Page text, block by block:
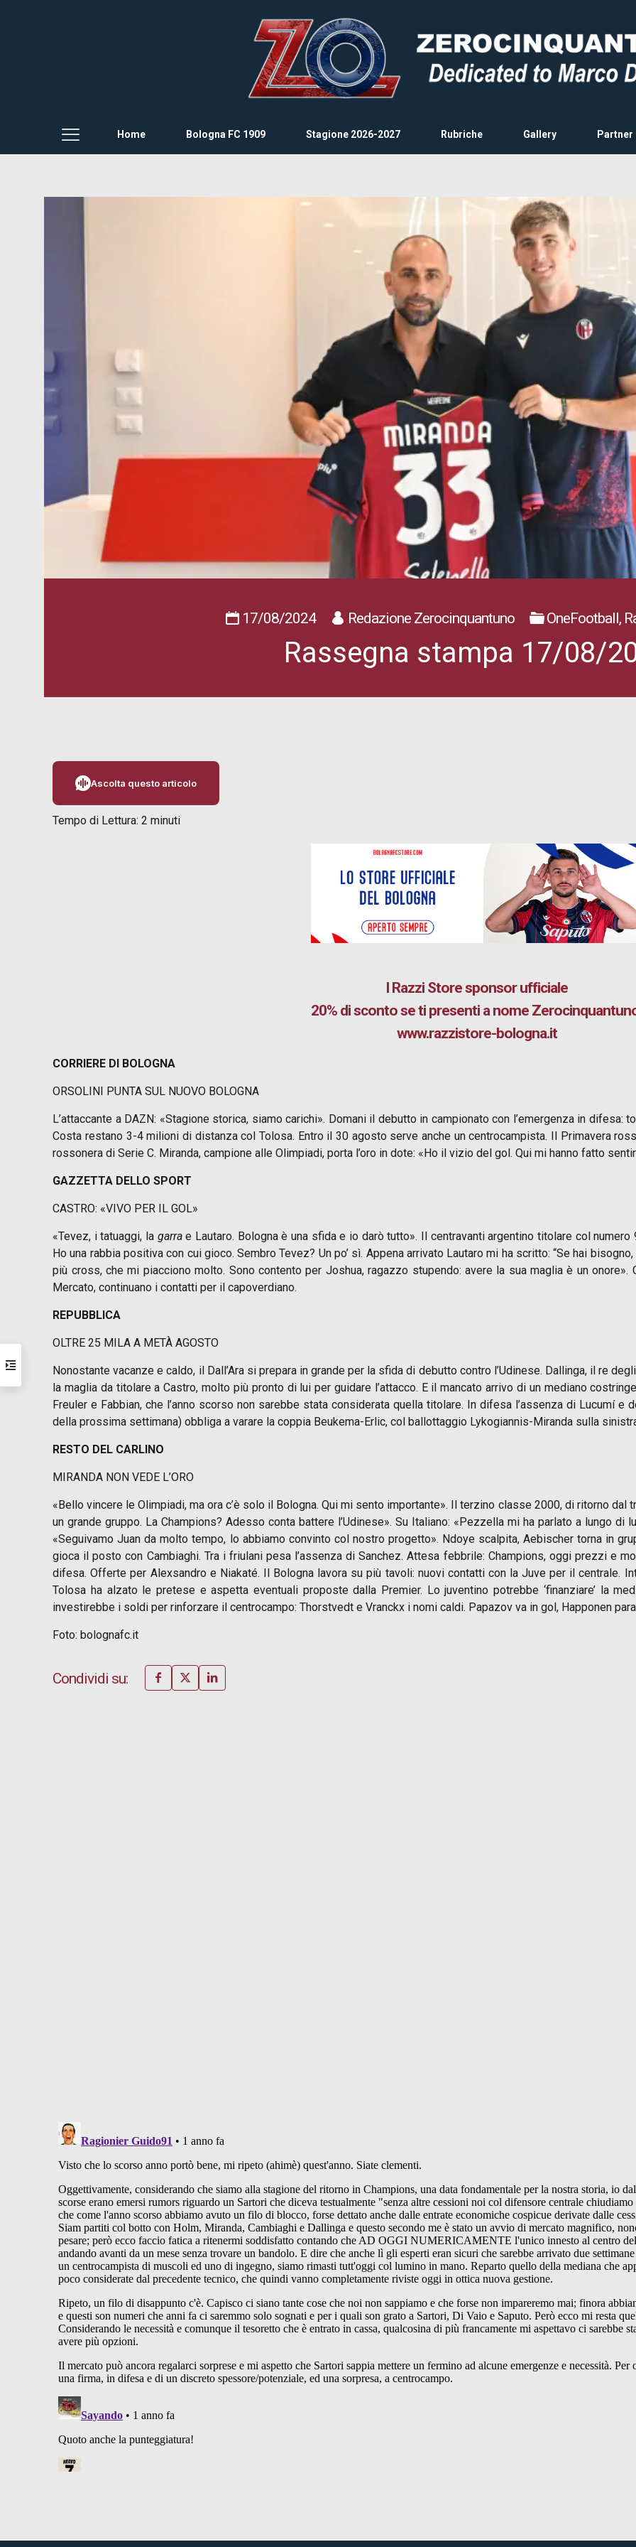
Home Bologna FC 1909 Stagione 2026-2027 Rubriche Gallery Partner
17/08/2024 Redazione Zerocinquantuno OneFootball,
Rassegna stampa 17/08/
Ascolta questo articolo
Tempo di Lettura:2 minuti
I Razzi Storesponsor ufficiale
20% di sconto se ti presenti a nome
www.razzistore-bologna.it
CORRIERE DI BOLOGNA
ORSOLINI PUNTA SUL NUOVO BOLOGNA
L’attaccante a DAZN: «Stagione storica, siamo carichi». Domani il debutto in campionato con l’emergenza in difesa:
Costa restano 3-4 milioni di distanza col Tolosa. Entro il 30 agosto serve anche un centrocampista. Il Primavera
rossonera di Serie C. Miranda, campione alle Olimpiadi, porta l’oro in dote: «Ho il vizio del gol. Qui mi hanno fatto
GAZZETTA DELLO SPORT
CASTRO: «VIVO PER IL GOL»
«Tevez, i tatuaggi, la garrae Lautaro. Bologna è una sfida e io darò tutto». Il centravanti argentino titolare col numero
Ho una rabbia positiva con cui gioco. Sembro Tevez? Un po’ sì. Appena arrivato Lautaro mi ha scritto: “Se hai
più cross, che mi piacciono molto. Sono contento per Joshua, ragazzo stupendo: avere la sua maglia è un onore».
Mercato, continuano i contatti per il capoverdiano.
REPUBBLICA
OLTRE 25 MILA A METÀ AGOSTO
Nonostante vacanze e caldo, il Dall’Ara si prepara in grande per la sfida di debutto contro l’Udinese. Dallinga, il re
la maglia da titolare a Castro, molto più pronto di lui per guidare l’attacco. E il mancato arrivo di un mediano
Freuler e Fabbian, che l’anno scorso non sarebbe stata considerata quella titolare. In difesa l’assenza di Lucumí e
della prossima settimana) obbliga a varare la coppia Beukema-Erlic, col ballottaggio Lykogiannis-Miranda sulla
RESTO DEL CARLINO
MIRANDA NON VEDE L’ORO
«Bello vincere le Olimpiadi, ma ora c’è solo il Bologna. Qui mi sento importante». Il terzino classe 2000, di ritorno dal
un grande gruppo. La Champions? Adesso conta battere l’Udinese». Su Italiano: «Pezzella mi ha parlato a lungo
«Seguivamo Juan da molto tempo, lo abbiamo convinto col nostro progetto». Ndoye scalpita, Aebischer torna in
gioca il posto con Cambiaghi. Tra i friulani pesa l’assenza di Sanchez. Attesa febbrile: Champions, oggi prezzi e
difesa. Offerte per Alexsandro e Niakaté. Il Bologna lavora su più tavoli: nuovi contatti con la Juve per il centrale.
Tolosa ha alzato le pretese e aspetta eventuali proposte dalla Premier. Lo juventino potrebbe ‘finanziare’ la
investirebbe i soldi per rinforzare il centrocampo: Thorstvedt e Vranckx i nomi caldi. Papazov va in gol, Happonen
Foto: bolognafc.it
Condividi su: